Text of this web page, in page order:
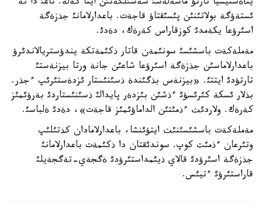
ينأةستيسيا تارتؤ ماسةلةسئ شةشئلگةنئن ايتا كةلة: تاعئ دا نة
ئستةؤگة بولاتئنئن پئسئقتاؤ قاجةت. باعدارلامانئ جذزةگة
اسئرؤعا يكةمدئ كوزقاراس كةرةك، دةدئ.
مةملةكةت باسشئسئ سونئمةن قاتار ذكئمةتكة يندؤستريالاندئرؤ
باعدارلاماسئن جذزةگة اسئرؤعا شاعئن جانة ورتا بيزنةستئ
تارتؤدئ ايتتئ. «بيزنةس بذگئندة ذسئنئستار ئزدةستئرئپ ءجذر.
بذلار ئسكة كئرئسؤئ ءذشئن بئزدةر پايدالئ ذسئنئستاردئ بةرؤئمئز
كةرةك. ولاردئث ءذمئتئن الداماؤئمئز قاجةت»، دةدئ ةلباسئ.
مةملةكةت باسشئسئنئث ايتؤئنشا، باعدارلامادان كذتئلئپ
وتئرعان ءذمئت كوپ. سوندئقتان دا ذكئمةت باعدارلامانئ
جذزةگة اسئرؤدئ قالاي ذيئمداستئرؤدئ ةگجةي-تةگجةيلئ
قاراستئرؤئ ءتيئس.